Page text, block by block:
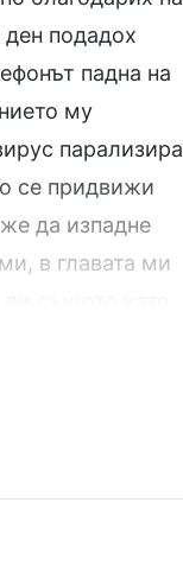
подадох
падна на
му
парализира
се придвижи
да изпадне
в главата ми
синът ми е още